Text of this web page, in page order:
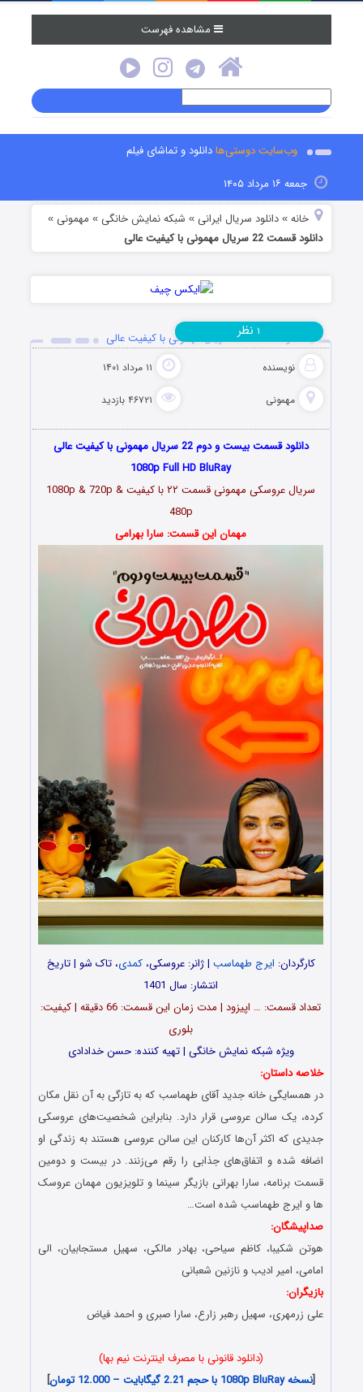
مشاهده فهرست
وب‌سایت دوستی‌هادانلود و تماشای فیلم
جمعه ۱۶ مرداد ۱۴۰۵
خانه »دانلود سریال ایرانی » شبکه نمایش خانگی » مهمونی »
دانلود قسمت 22 سریال مهمونی با کیفیت عالی
دانلود قسمت 22 سریال مهمونی با کیفیت عالی
نویسنده ۱۱ مرداد ۱۴۰۱
مهمونی ۴۶۷۲۱ بازدید
۱ نظر
دانلود قسمت بیست و دوم 22 سریال مهمونی با کیفیت عالی
1080p Full HD BluRay
سریال عروسکی مهمونی قسمت ۲۲
با کیفیت 1080p & 720p &
480p
مهمان این قسمت: سارا بهرامی
کارگردان: ایرج طهماسب | ژانر: عروسکی،کمدی، تاک شو | تاریخ
انتشار: سال 1401
تعداد قسمت: … اپیزود | مدت زمان این قسمت: 66 دقیقه | کیفیت:
بلوری
ویژه شبکه نمایش خانگی | تهیه کننده: حسن خدادادی
خلاصه داستان:
در همسایگی خانه جدید آقای طهماسب که به تازگی به آن نقل مکان
کرده، یک سالن عروسی قرار دارد. بنابراین شخصیت‌های عروسکی
جدیدی که اکثر آن‌ها کارکنان این سالن عروسی هستند به زندگی او
اضافه شده و اتفاق‌های جذابی را رقم می‌زنند. در بیست و دومین
قسمت برنامه، سارا بهرانی بازیگر سینما و تلویزیون مهمان عروسک
ها و ایرج طهماسب شده است…
صداپیشگان:
هوتن شکیبا، کاظم سیاحى، بهادر مالکى، سهیل مستجابیان، الى
امامى، امیر ادیب و نازنین شعبانى
بازیگران:
علی زرمهری، سهیل رهبر زارع، سارا صبری و احمد فیاض
(دانلود قانونی با مصرف اینترنت نیم بها)
[نسخه 1080p BluRay با حجم 2.21 گیگابایت – 12.000 تومان
]